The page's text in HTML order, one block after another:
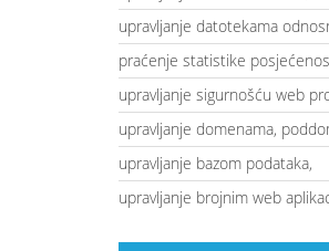
upravljanje datotekama
praćenje statistike
upravljanje sigurnošću web
upravljanje domenama,
upravljanje bazom podataka,
upravljanje brojnim web